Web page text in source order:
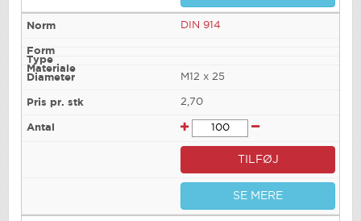
DIN 914
M12 x 25
2,70
TILFØJ
SE MERE